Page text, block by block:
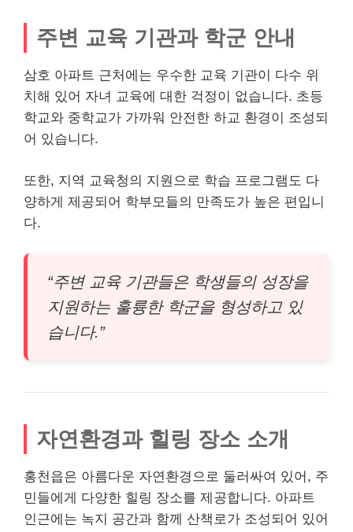
주변 교육 기관과 학군 안내
삼호 아파트 근처에는 우수한 교육 기관이 다수 위
치해 있어 자녀 교육에 대한 걱정이 없습니다. 초등
학교와 중학교가 가까워 안전한 하교 환경이 조성되
어 있습니다.
또한, 지역 교육청의 지원으로 학습 프로그램도 다
양하게 제공되어 학부모들의 만족도가 높은 편입니
다.
“주변 교육 기관들은 학생들의 성장을
지원하는 훌륭한 학군을 형성하고 있
습니다.”
자연환경과 힐링 장소 소개
홍천읍은 아름다운 자연환경으로 둘러싸여 있어, 주
민들에게 다양한 힐링 장소를 제공합니다. 아파트
인근에는 녹지 공간과 함께 산책로가 조성되어 있어